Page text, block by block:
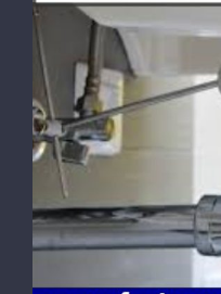
Fontanero